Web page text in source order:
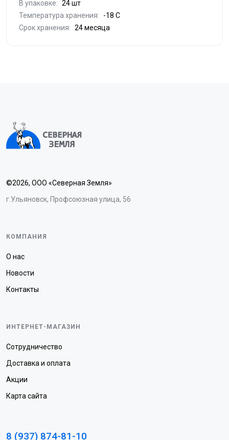
В упаковке: 24 шт
Температура хранения:
-18 С
Срок хранения: 24 месяца
©2026, ООО «Северная Земля»
г.Ульяновск, Профсоюзная улица, 56
КОМПАНИЯ
О нас
Новости
Контакты
ИНТЕРНЕТ-МАГАЗИН
Сотрудничество
Доставка и оплата
Акции
Карта сайта
8 (937) 874-81-10